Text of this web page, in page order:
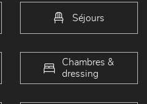
Séjours
Chambres &
dressing